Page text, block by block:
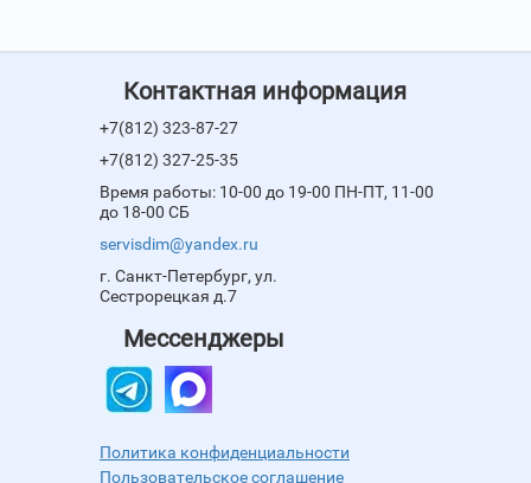
Контактная информация
+7(812) 323-87-27
+7(812) 327-25-35
Время работы: 10-00 до 19-00 ПН-ПТ, 11-00
до 18-00 СБ
servisdim@yandex.ru
г. Санкт-Петербург, ул.
Сестрорецкая д.7
Мессенджеры
Политика конфиденциальности
Пользовательское соглашение